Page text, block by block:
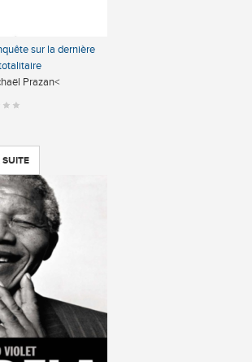
sur la dernière
Prazan<
SUITE